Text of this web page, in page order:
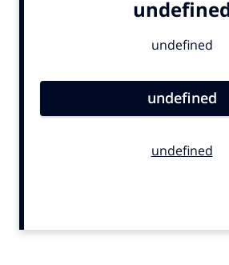
Campagnes
Design